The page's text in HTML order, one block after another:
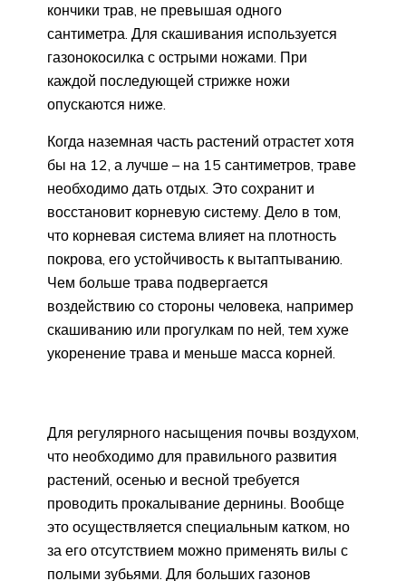
кончики трав, не превышая одного
сантиметра. Для скашивания используется
газонокосилка с острыми ножами. При
каждой последующей стрижке ножи
опускаются ниже.
Когда наземная часть растений отрастет хотя
бы на 12, а лучше – на 15 сантиметров, траве
необходимо дать отдых. Это сохранит и
восстановит корневую систему. Дело в том,
что корневая система влияет на плотность
покрова, его устойчивость к вытаптыванию.
Чем больше трава подвергается
воздействию со стороны человека, например
скашиванию или прогулкам по ней, тем хуже
укоренение трава и меньше масса корней.
Для регулярного насыщения почвы воздухом,
что необходимо для правильного развития
растений, осенью и весной требуется
проводить прокалывание дернины. Вообще
это осуществляется специальным катком, но
за его отсутствием можно применять вилы с
полыми зубьями. Для больших газонов